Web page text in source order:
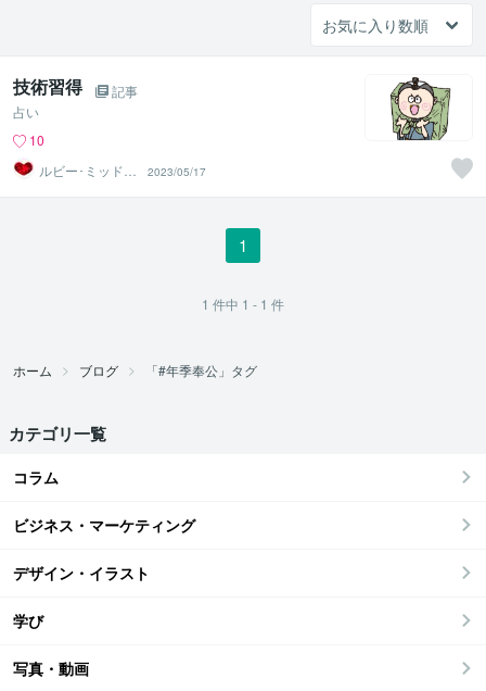
技術習得
記事
占い
10
ルビー･ミッドナ
イト
2023/05/17
1
1 件中 1 - 1 件
ホーム ブログ 「#年季奉公」タグ
カテゴリ一覧
コラム
ビジネス・マーケティング
デザイン・イラスト
学び
写真・動画